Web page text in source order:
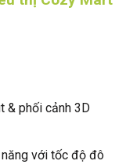
& phối cảnh 3D
với tốc độ đô